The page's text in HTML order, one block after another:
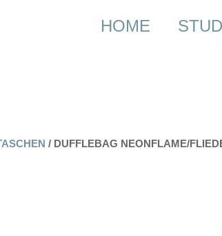
HOME
/ DUFFLEBAG NEONFLAME/